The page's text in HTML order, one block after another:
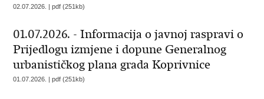
02.07.2026. | pdf (251kb)
01.07.2026. - Informacija o javnoj raspravi o
Prijedlogu izmjene i dopune Generalnog
urbanističkog plana grada Koprivnice
01.07.2026. | pdf (251kb)